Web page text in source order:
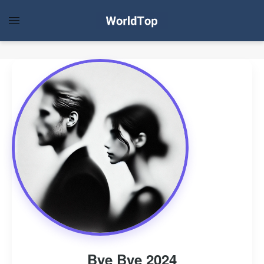
Bye Bye 2024